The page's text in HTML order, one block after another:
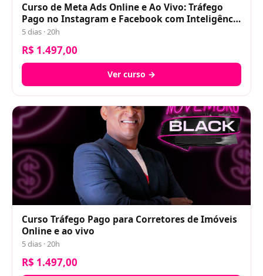
Curso de Meta Ads Online e Ao Vivo: Tráfego
Pago no Instagram e Facebook com Inteligência
Artificial (MCP do Meta + Claude Code)
5 dias · 20h
R$ 1.497,00
Ver curso →
Curso Tráfego Pago para Corretores de Imóveis
Online e ao vivo
5 dias · 20h
R$ 1.497,00